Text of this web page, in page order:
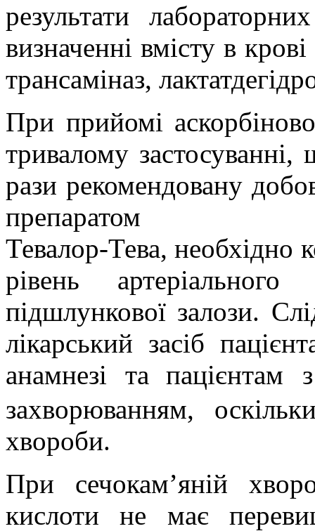
результати
визначенні вмісту в
трансаміназ,
При прийомі
тривалому
рази рекомендовану
препаратом
Тевалор-Тева, необхідно
рівень
підшлункової залози.
лікарський засіб
анамнезі та пацієнтам
захворюванням,
хвороби.
При сечокам’яній
кислоти не має